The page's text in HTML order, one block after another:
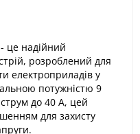
це надійний
розроблений для
електроприладів у
потужністю 9
до 40 А, цей
для захисту